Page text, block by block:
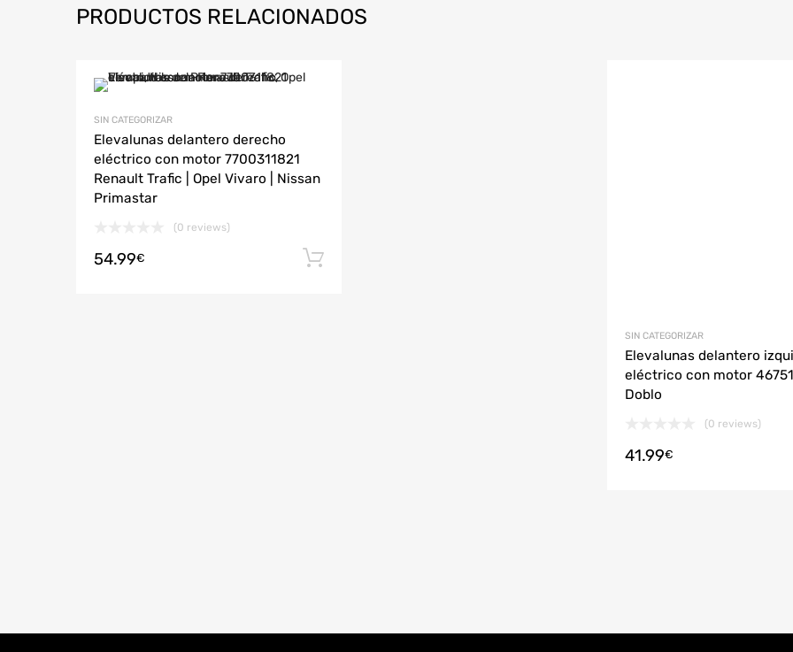
PRODUCTOS RELACIONADOS
SIN CATEGORIZAR
Elevalunas delantero derecho
eléctrico con motor 7700311821
Renault Trafic | Opel Vivaro | Nissan
Primastar
(0 reviews)
54.99€
SIN CATEGORIZAR
Elevalunas delantero
eléctrico con motor
Doblo
(0 reviews)
41.99€